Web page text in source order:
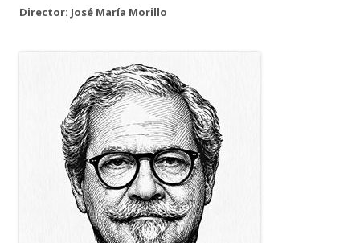
Director: José María Morillo